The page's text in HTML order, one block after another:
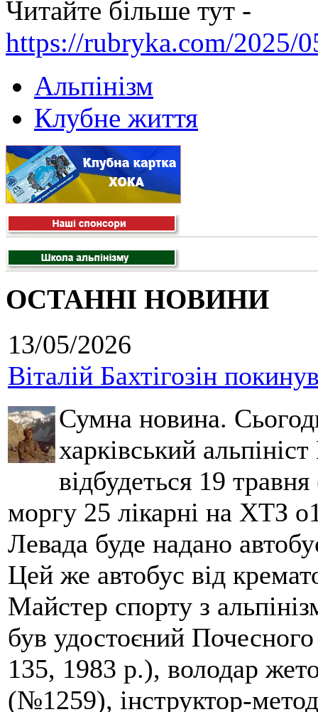
Читайте більше тут -
https://rubryka.com/2025/
Альпінізм
Клубне життя
ОСТАННІ НОВИНИ
13/05/2026
Віталій Бахтігозін
Сумна новина.
харківський
відбудеться 19
моргу 25 лікарні на ХТЗ
Левада буде надано
Цей же автобус від
Майстер спорту з
був удостоєний
135, 1983 р.), володар
(№1259), інструктор-